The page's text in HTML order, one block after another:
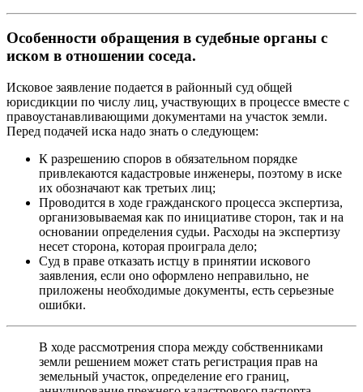
Особенности обращения в судебные органы с
иском в отношении соседа.
Исковое заявление подается в районный суд общей
юрисдикции по числу лиц, участвующих в процессе вместе с
правоустанавливающими документами на участок земли.
Перед подачей иска надо знать о следующем:
К разрешению споров в обязательном порядке
привлекаются кадастровые инженеры, поэтому в иске
их обозначают как третьих лиц;
Проводится в ходе гражданского процесса экспертиза,
организовываемая как по инициативе сторон, так и на
основании определения судьи. Расходы на экспертизу
несет сторона, которая проиграла дело;
Суд в праве отказать истцу в принятии искового
заявления, если оно оформлено неправильно, не
приложены необходимые документы, есть серьезные
ошибки.
В ходе рассмотрения спора между собственниками
земли решением может стать регистрация прав на
земельный участок, определение его границ,